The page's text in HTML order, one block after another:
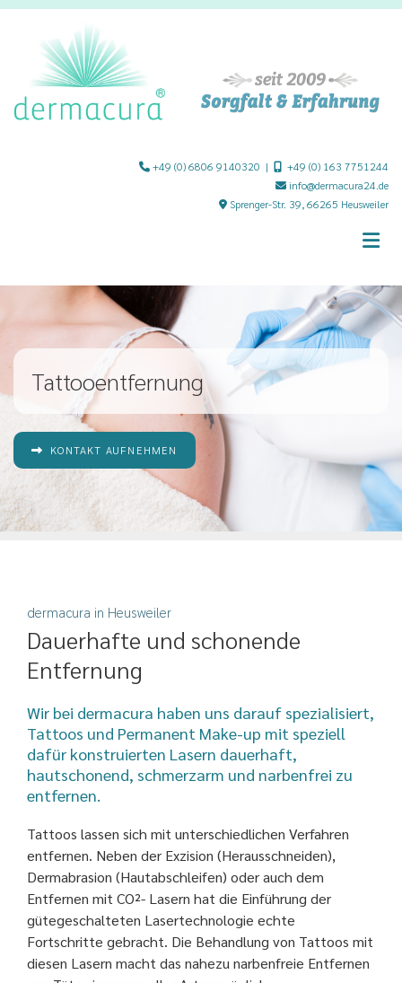
Zum Inhalt springen
 +49 (0) 6806 9140320 |  +49 (0) 163 7751244
 info@dermacura24.de
 Sprenger-Str. 39, 66265 Heusweiler
Tattooentfernung
KONTAKT AUFNEHMEN
dermacura in Heusweiler
Dauerhafte und schonende
Entfernung
Wir bei dermacura haben uns darauf spezialisiert,
Tattoos und Permanent Make-up mit speziell
dafür konstruierten Lasern dauerhaft,
hautschonend, schmerzarm und narbenfrei zu
entfernen.
Tattoos lassen sich mit unterschiedlichen Verfahren
entfernen. Neben der Exzision (Herausschneiden),
Dermabrasion (Hautabschleifen) oder auch dem
Entfernen mit CO²- Lasern hat die Einführung der
gütegeschalteten Lasertechnologie echte
Fortschritte gebracht. Die Behandlung von Tattoos mit
diesen Lasern macht das nahezu narbenfreie Entfernen